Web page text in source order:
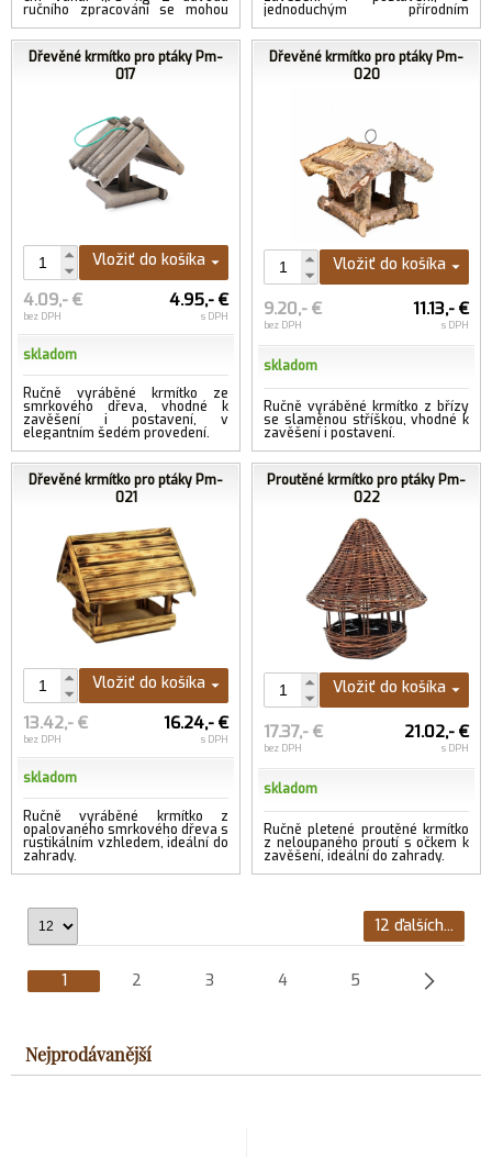
ručního zpracování se mohou
...viac
jednoduchým přírodním
Dřevěné krmítko pro ptáky Pm-
017
Vložiť do košíka
4.09,- €
bez DPH
4.95,- €
s DPH
skladom
Ručně vyráběné krmítko ze
smrkového dřeva, vhodné k
zavěšení i postavení, v
elegantním šedém provedení.
Dřevěné krmítko pro ptáky Pm-
020
Vložiť do košíka
9.20,- €
bez DPH
11.13,- €
s DPH
skladom
Ručně vyráběné krmítko z břízy
se slaměnou stříškou, vhodné k
zavěšení i postavení.
Dřevěné krmítko pro ptáky Pm-
021
Vložiť do košíka
13.42,- €
bez DPH
16.24,- €
s DPH
skladom
Ručně vyráběné krmítko z
opalovaného smrkového dřeva s
rustikálním vzhledem, ideální do
zahrady.
Proutěné krmítko pro ptáky Pm-
022
Vložiť do košíka
17.37,- €
bez DPH
21.02,- €
s DPH
skladom
Ručně pletené proutěné krmítko
z neloupaného proutí s očkem k
zavěšení, ideální do zahrady.
12 ďalších...
1 2 3 4 5
Nejprodávanější